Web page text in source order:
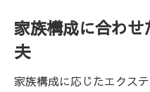
家族構成に合わ
夫
家族構成に応じたエクス